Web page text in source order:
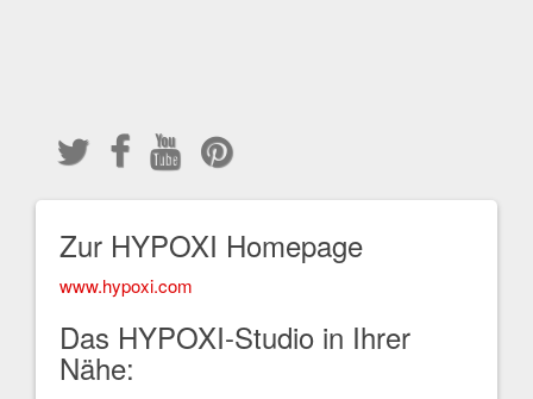
Zur HYPOXI Homepage
www.hypoxi.com
Das HYPOXI-Studio in Ihrer
Nähe: